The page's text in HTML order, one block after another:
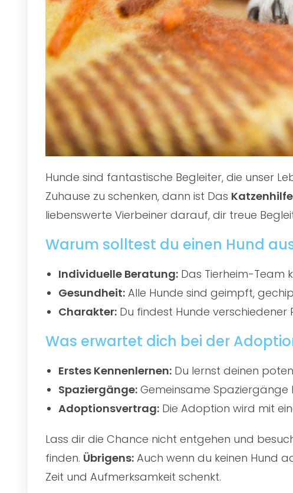
Hunde sind fantastische Begleiter, die unser
Zuhause zu schenken, dann ist Das
liebenswerte Vierbeiner darauf, dir treue
Warum solltest du einen Hund
Individuelle Beratung: Das Tierheim-Team
Gesundheit: Alle Hunde sind geimpft,
Charakter: Du findest Hunde verschiedener
Was erwartet dich bei der
Erstes Kennenlernen: Du lernst deinen
Spaziergänge: Gemeinsame Spaziergänge
Adoptionsvertrag: Die Adoption wird mit
Lass dir die Chance nicht entgehen und
finden. Übrigens: Auch wenn du keinen Hund
Zeit und Aufmerksamkeit schenkt.